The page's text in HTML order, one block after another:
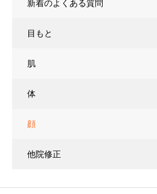
新着のよくある質問
目もと
肌
体
顔
他院修正